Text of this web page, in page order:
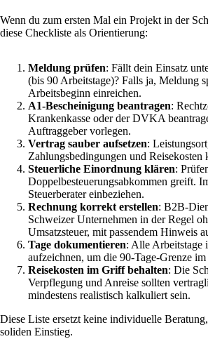
Wenn du zum ersten Mal ein Projekt in der
diese Checkliste als Orientierung:
Meldung prüfen: Fällt dein Einsatz
(bis 90 Arbeitstage)? Falls ja, Meldung
Arbeitsbeginn einreichen.
A1-Bescheinigung beantragen:
Krankenkasse oder der DVKA
Auftraggeber vorlegen.
Vertrag sauber aufsetzen:
Zahlungsbedingungen und Reisekosten
Steuerliche Einordnung klären:
Doppelbesteuerungsabkommen greift.
Steuerberater einbeziehen.
Rechnung korrekt erstellen: B2B-
Schweizer Unternehmen in der Regel
Umsatzsteuer, mit passendem Hinweis
Tage dokumentieren: Alle Arbeitstage
aufzeichnen, um die 90-Tage-Grenze
Reisekosten im Griff behalten: Die
Verpflegung und Anreise sollten
mindestens realistisch kalkuliert sein.
Diese Liste ersetzt keine individuelle
soliden Einstieg.